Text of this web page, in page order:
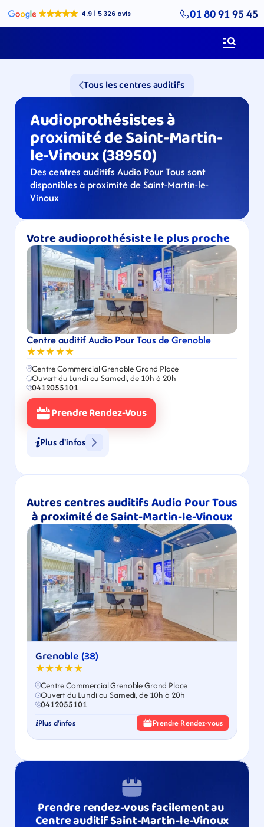
01 80 91 95 45
Tous les centres auditifs
Audioprothésistes à
proximité de Saint-Martin-
le-Vinoux (38950)
Des centres auditifs Audio Pour Tous sont
disponibles à proximité de Saint-Martin-le-
Vinoux
Votre audioprothésiste le plus proche
Centre auditif Audio Pour Tous de Grenoble
★★★★★
Centre Commercial Grenoble Grand Place
Ouvert du Lundi au Samedi, de 10h à 20h
0412055101
Prendre Rendez-Vous
Plus d'infos
Autres centres auditifs Audio Pour Tous
à proximité de Saint-Martin-le-Vinoux
Grenoble (38)
★★★★★
Centre Commercial Grenoble Grand Place
Ouvert du Lundi au Samedi, de 10h à 20h
0412055101
Plus d'infos Prendre Rendez-vous
Prendre rendez-vous facilement au
Centre auditif Saint-Martin-le-Vinoux